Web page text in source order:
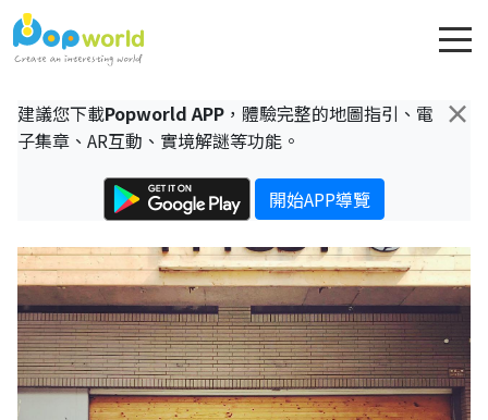
×
建議您下載Popworld APP ，體驗完整的地圖指引、電
子集章、AR互動、實境解謎等功能。
開始APP導覽